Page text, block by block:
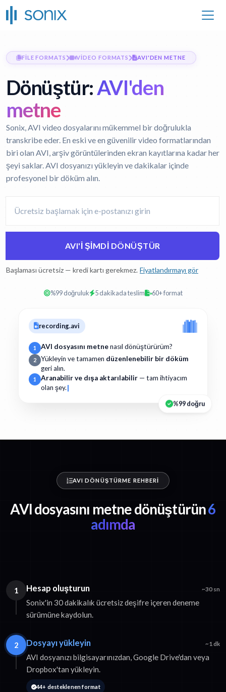
FILE FORMATS VIDEO FORMATS AVI'DEN METNE
Dönüştür:AVI'den
metne
Sonix, AVI video dosyalarını mükemmel bir doğrulukla
transkribe eder. En eski ve en güvenilir video formatlarından
biri olan AVI, arşiv görüntülerinden ekran kayıtlarına kadar her
şeyi saklar. AVI dosyanızı yükleyin ve dakikalar içinde
profesyonel bir döküm alın.
AVI'I ŞIMDI DÖNÜŞTÜR
Başlaması ücretsiz — kredi kartı gerekmez. Fiyatlandırmayı gör
%99 doğruluk 5 dakikada teslim 60+ format
recording.avi
1 AVI dosyasını metnenasıl dönüştürürüm?
2 Yükleyin ve tamamen düzenlenebilir bir döküm
geri alın.
1 Aranabilir ve dışa aktarılabilir — tam ihtiyacım
olan şey.
%99 doğru
AVI DÖNÜŞTÜRME REHBERI
AVI dosyasını metne dönüştürün6
adımda
1 Hesap oluşturun ~30 sn
Sonix'in 30 dakikalık ücretsiz deşifre içeren deneme
sürümüne kaydolun.
2 Dosyayı yükleyin ~1 dk
AVI dosyanızı bilgisayarınızdan, Google Drive'dan veya
Dropbox'tan yükleyin.
44+ desteklenen format